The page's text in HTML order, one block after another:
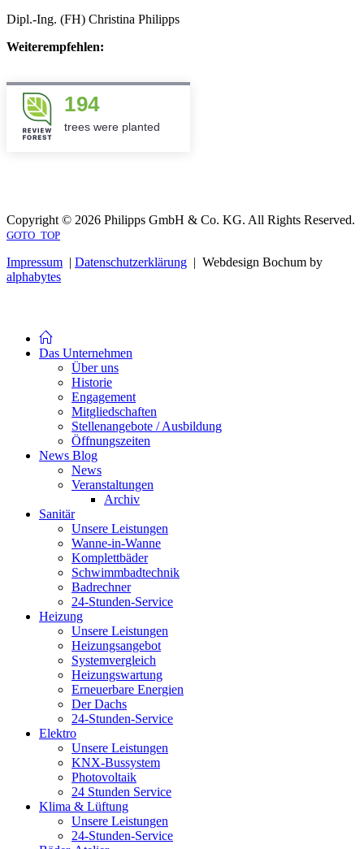
Dipl.-Ing. (FH) Christina Philipps
Weiterempfehlen:
194
trees were planted
Copyright © 2026 Philipps GmbH & Co. KG. All Rights Reserved.
GOTO_TOP
Impressum | Datenschutzerklärung | Webdesign Bochum by
alphabytes
Das Unternehmen
Über uns
Historie
Engagement
Mitgliedschaften
Stellenangebote / Ausbildung
Öffnungszeiten
News Blog
News
Veranstaltungen
Archiv
Sanitär
Unsere Leistungen
Wanne-in-Wanne
Komplettbäder
Schwimmbadtechnik
Badrechner
24-Stunden-Service
Heizung
Unsere Leistungen
Heizungsangebot
Systemvergleich
Heizungswartung
Erneuerbare Energien
Der Dachs
24-Stunden-Service
Elektro
Unsere Leistungen
KNX-Bussystem
Photovoltaik
24 Stunden Service
Klima & Lüftung
Unsere Leistungen
24-Stunden-Service